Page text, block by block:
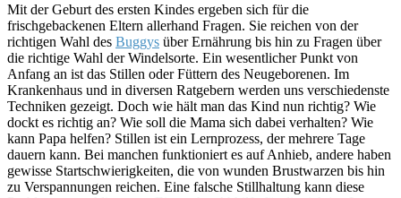
Mit der Geburt des ersten Kindes ergeben sich für die
frischgebackenen Eltern allerhand Fragen. Sie reichen von der
richtigen Wahl des Buggys über Ernährung bis hin zu Fragen über
die richtige Wahl der Windelsorte. Ein wesentlicher Punkt von
Anfang an ist das Stillen oder Füttern des Neugeborenen. Im
Krankenhaus und in diversen Ratgebern werden uns verschiedenste
Techniken gezeigt. Doch wie hält man das Kind nun richtig? Wie
dockt es richtig an? Wie soll die Mama sich dabei verhalten? Wie
kann Papa helfen? Stillen ist ein Lernprozess, der mehrere Tage
dauern kann. Bei manchen funktioniert es auf Anhieb, andere haben
gewisse Startschwierigkeiten, die von wunden Brustwarzen bis hin
zu Verspannungen reichen. Eine falsche Stillhaltung kann diese